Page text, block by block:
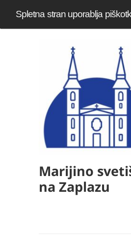
Spletna stran uporablja
Marijino
na Zaplazu